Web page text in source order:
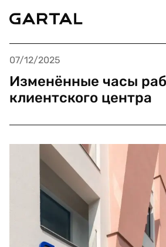
07/12/2025
Изменённые часы
клиентского центра